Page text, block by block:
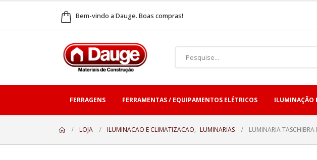
Bem-vindo a Dauge. Boas compras!
FERRAGENS FERRAMENTAS / EQUIPAMENTOS ELÉTRICOS ILUMINAÇÃO
LOJA ILUMINACAO E CLIMATIZACAO, LUMINARIAS LUMINARIA